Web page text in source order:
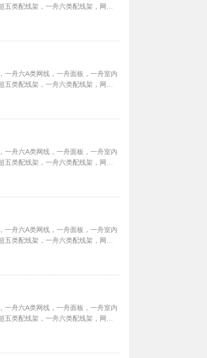
类配线架，一舟六类配线架，网络
一舟六A类网线，一舟面板，一舟室内
类配线架，一舟六类配线架，网络
一舟六A类网线，一舟面板，一舟室内
类配线架，一舟六类配线架，网络
一舟六A类网线，一舟面板，一舟室内
类配线架，一舟六类配线架，网络
一舟六A类网线，一舟面板，一舟室内
类配线架，一舟六类配线架，网络